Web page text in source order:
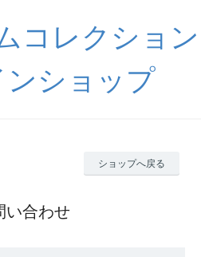
コレクション
ンショップ
ショップへ戻る
い合わせ